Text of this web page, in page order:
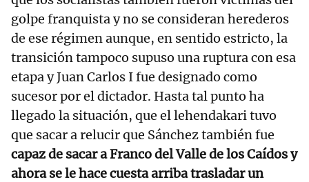
golpe franquista y no se consideran herederos
de ese régimen aunque, en sentido estricto, la
transición tampoco supuso una ruptura con esa
etapa y Juan Carlos I fue designado como
sucesor por el dictador. Hasta tal punto ha
llegado la situación, que el lehendakari tuvo
que sacar a relucir que Sánchez también fue
capaz de sacar a Franco del Valle de los Caídos y
ahora se le hace cuesta arriba trasladar un